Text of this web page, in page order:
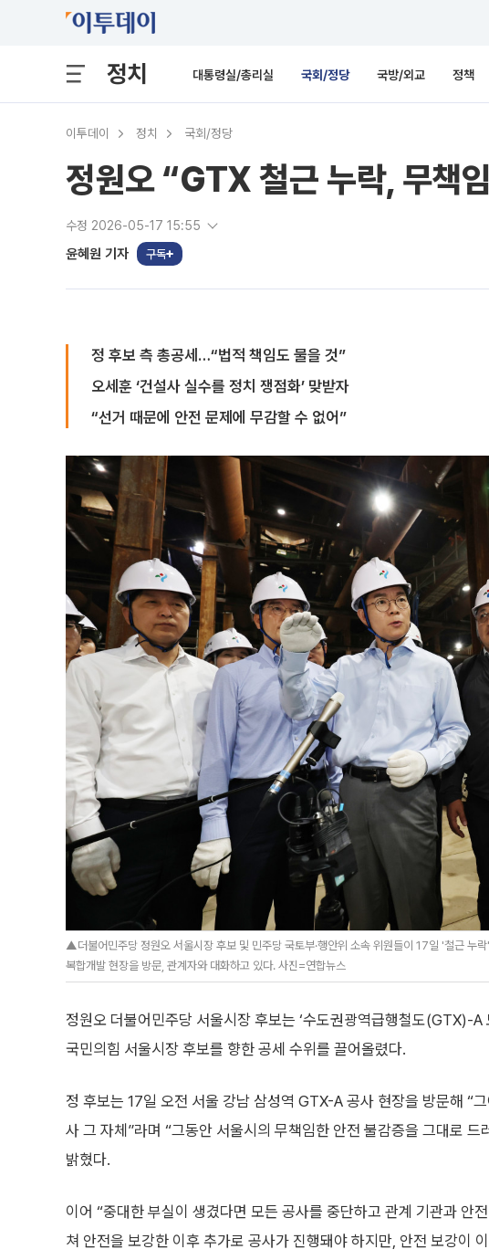
정치 대통령실/총리실 국회/정당 국방/외교 정책
이투데이 정치 국회/정당
정원오 “GTX 철근 누락, 무책
수정 2026-05-17 15:55
윤혜원 기자 구독
정 후보 측 총공세…“법적 책임도 물을 것”
오세훈 ‘건설사 실수를 정치 쟁점화’ 맞받자
“선거 때문에 안전 문제에 무감할 수 없어”
▲더불어민주당 정원오 서울시장 후보 및 민주당 국토부·행안위 소속 위원들이 17일 '철근 누
복합개발 현장을 방문, 관계자와 대화하고 있다. 사진=연합뉴스
정원오 더불어민주당 서울시장 후보는 ‘수도권광역급행철도(GTX)-
국민의힘 서울시장 후보를 향한 공세 수위를 끌어올렸다.
정 후보는 17일 오전 서울 강남 삼성역 GTX-A 공사 현장을 방문해 “
사 그 자체”라며 “그동안 서울시의 무책임한 안전 불감증을 그대로 드
밝혔다.
이어 “중대한 부실이 생겼다면 모든 공사를 중단하고 관계 기관과 안
쳐 안전을 보강한 이후 추가로 공사가 진행돼야 하지만, 안전 보강이